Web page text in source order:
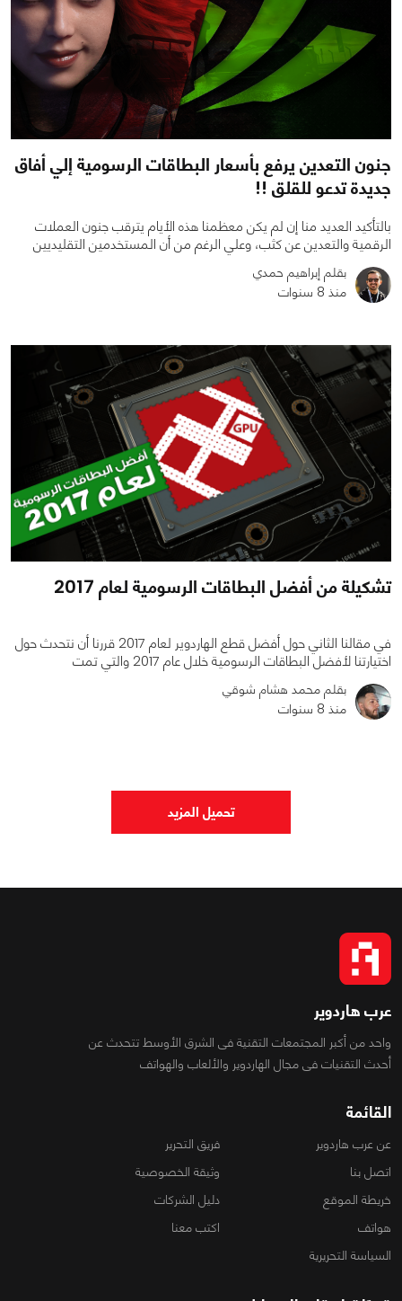
جنون التعدين يرفع بأسعار البطاقات الرسومية إلي أفاق
جديدة تدعو للقلق !!
بالتأكيد العديد منا إن لم يكن معظمنا هذه الأيام يترقب جنون العملات
الرقمية والتعدين عن كثب، وعلي الرغم من أن المستخدمين التقليديين
بقلم إبراهيم حمدي
منذ 8 سنوات
تشكيلة من أفضل البطاقات الرسومية لعام 2017
في مقالنا الثاني حول أفضل قطع الهاردوير لعام 2017 قررنا أن نتحدث حول
اختيارتنا لأفضل البطاقات الرسومية خلال عام 2017 والتي تمت
بقلم محمد هشام شوقي
منذ 8 سنوات
تحميل المزيد
عرب هاردوير
واحد من أكبر المجتمعات التقنية فى الشرق الأوسط تتحدث عن
أحدث التقنيات فى مجال الهاردوير والألعاب والهواتف
القائمة
عن عرب هاردوير
فريق التحرير
اتصل بنا
وثيقة الخصوصية
خريطة الموقع
دليل الشركات
هواتف
اكتب معنا
السياسة التحريرية